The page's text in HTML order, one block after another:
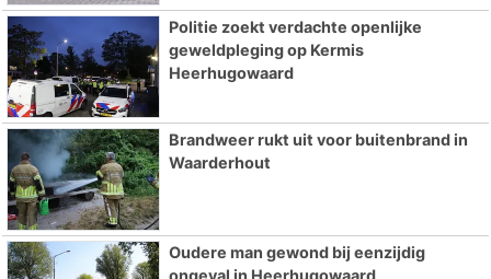
Politie zoekt verdachte openlijke
geweldpleging op Kermis
Heerhugowaard
Brandweer rukt uit voor buitenbrand in
Waarderhout
Oudere man gewond bij eenzijdig
ongeval in Heerhugowaard